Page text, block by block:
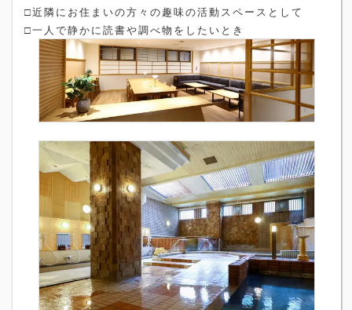
□近隣にお住まいの方々の趣味の活動スペースとして
□一人で静かに読書や調べ物をしたいとき